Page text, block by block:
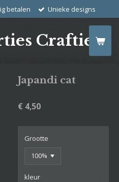
Crafties
betalen Unieke designs
Japandi cat
€ 4,50
Grootte
kleur